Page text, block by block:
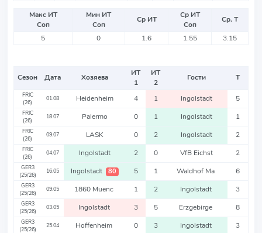
Макс ИТ
Соп
Мин ИТ
Соп
Ср ИТ
Ср ИТ
Соп
Ср. Т
5
0 1.6 1.55 3.15
Сезон Дата Хозяева
ИТ
1
ИТ
2
Гости Т
FRIC
(26)
01.08 Heidenheim 4 1 Ingolstadt 5
FRIC
(26)
18.07 Palermo 0 1 Ingolstadt 1
FRIC
(26)
09.07 LASK 0 2 Ingolstadt 2
FRIC
(26)
04.07 Ingolstadt 2 0 VfB Eichst 2
GER3
(25/26)
16.05 Ingolstadt 80 5 1 Waldhof Ma 6
GER3
(25/26)
09.05 1860 Muenc 1 2 Ingolstadt 3
GER3
(25/26)
03.05 Ingolstadt 3 5 Erzgebirge 8
GER3
(25/26)
25.04 Hoffenheim 0 3 Ingolstadt 3